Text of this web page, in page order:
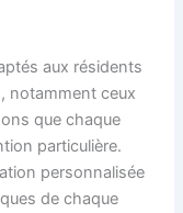
aux résidents
notamment ceux
que chaque
particulière.
personnalisée
de chaque